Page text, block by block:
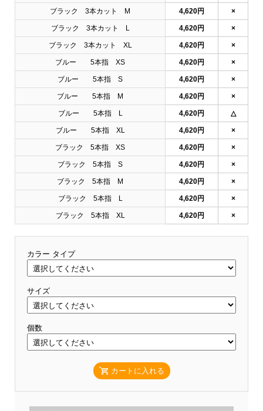
ブラック 3本カット M 4,620円 ×
ブラック 3本カット L 4,620円 ×
ブラック 3本カット XL 4,620円 ×
ブルー 5本指 XS 4,620円 ×
ブルー 5本指 S 4,620円 ×
ブルー 5本指 M 4,620円 ×
ブルー 5本指 L 4,620円 △
ブルー 5本指 XL 4,620円 ×
ブラック 5本指 XS 4,620円 ×
ブラック 5本指 S 4,620円 ×
ブラック 5本指 M 4,620円 ×
ブラック 5本指 L 4,620円 ×
ブラック 5本指 XL 4,620円 ×
カラー タイプ
サイズ
個数
カートに入れる